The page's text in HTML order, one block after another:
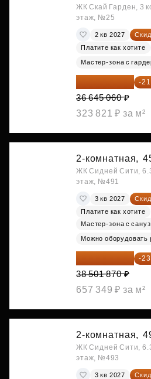
ЖК Скай Гарден, 3
этаж, №25
2 кв 2027
Платите как хотите
Мастер-зона с
28 949 597 ₽ -
36 645 060 ₽
323 821 ₽ за м²
2-комнатная,
ЖК Сидней Сити,
этаж, №491
3 кв 2027
Платите как хотите
Мастер-зона с
Можно оборудовать
29 646 440 ₽ -
38 501 870 ₽
657 349 ₽ за м²
2-комнатная,
ЖК Сидней Сити,
этаж, №493
3 кв 2027